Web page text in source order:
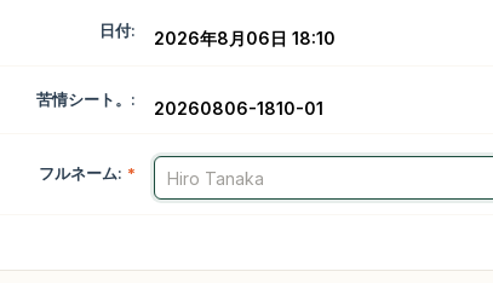
日付: 2026年8月06日 18:10
苦情シート。: 20260806-1810-01
フルネーム: *